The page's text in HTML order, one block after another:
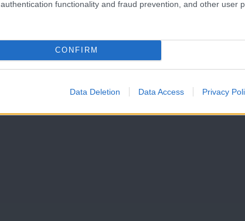
authentication functionality and fraud prevention, and other user
CONFIRM
Data Deletion Data Access Privacy